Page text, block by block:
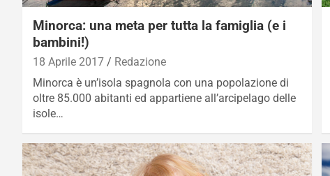
Minorca: una meta per tutta la famiglia (e i
bambini!)
18 Aprile 2017
Redazione
Minorca è un’isola spagnola con una popolazione di
oltre 85.000 abitanti ed appartiene all’arcipelago delle
isole…